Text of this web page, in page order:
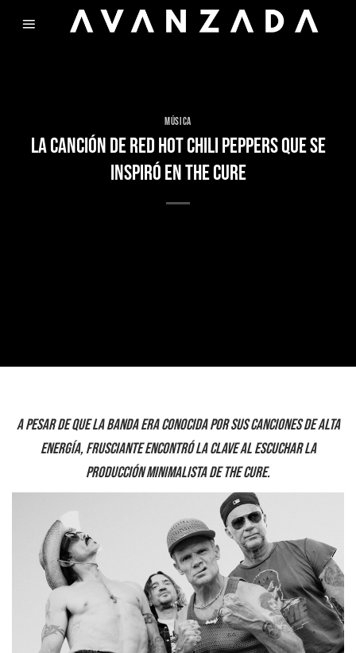
MÚSICA
LA CANCIÓN DE RED HOT CHILI PEPPERS QUE SE
INSPIRÓ EN THE CURE
A pesar de que la banda era conocida por sus canciones de alta
energía, Frusciante encontró la clave al escuchar la
producción minimalista de The Cure.